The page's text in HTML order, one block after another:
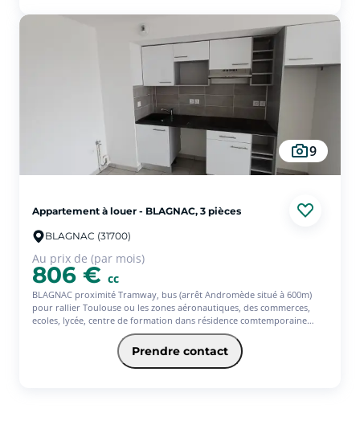
9
Appartement à louer - BLAGNAC, 3 pièces
BLAGNAC (31700)
Au prix de (par mois)
806 € cc
BLAGNAC proximité Tramway, bus (arrêt Andromède situé à 600m)
pour rallier Toulouse ou les zones aéronautiques, des commerces,
ecoles, lycée, centre de formation dans résidence comtemporaine
implantée dans un cadre verdoyant, un T3 de 66.17m² au 3éme avec
entrée, cellier privatif, deux chambres, salle de bains, wc séparé,
séjour avec cuisine donnant sur terrasse de 13.14m², loué avec deux
parkings en sous-sol. Chauffage, eau chaude collectifs au gaz compris
Prendre contact